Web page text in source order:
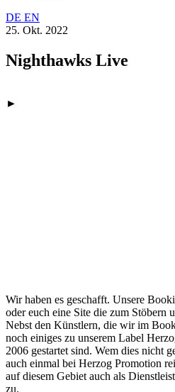
DE EN
25. Okt. 2022
Nighthawks Live
►
Wir haben es geschafft. Unsere
oder euch eine Site die zum Stöbern
Nebst den Künstlern, die wir im
noch einiges zu unserem Label
2006 gestartet sind. Wem dies nicht
auch einmal bei Herzog Promotion
auf diesem Gebiet auch als
zu.